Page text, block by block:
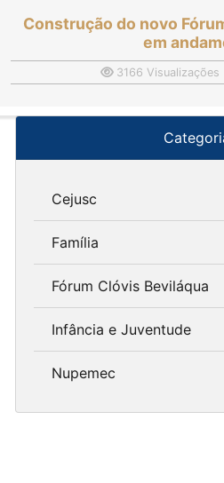
Construção do novo
em
3166 Visualizações
Cejusc
Família
Fórum Clóvis Beviláqua
Infância e Juventude
Nupemec